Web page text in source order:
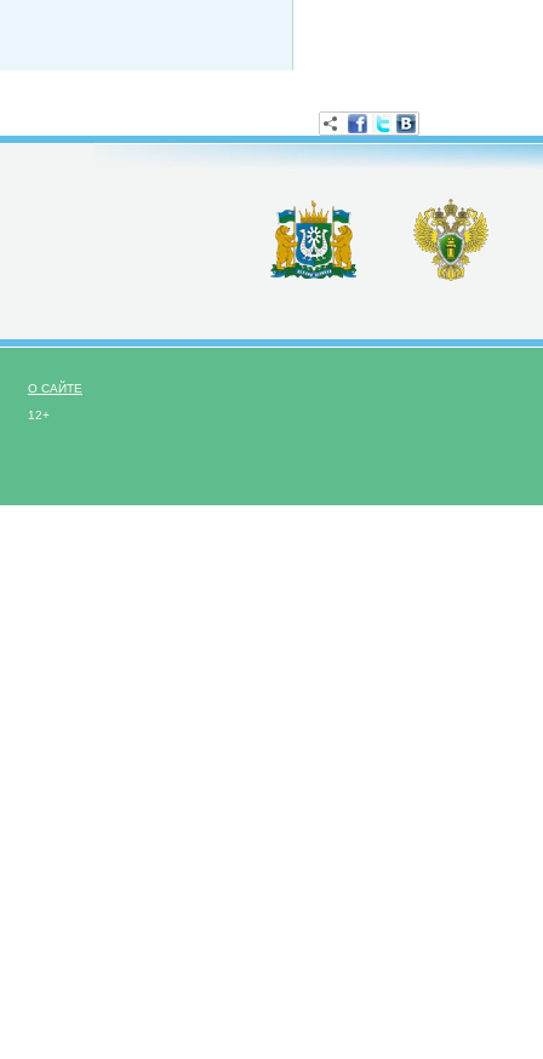
О САЙТЕ
12+